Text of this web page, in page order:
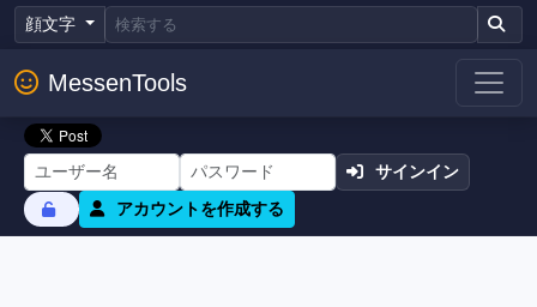
顔文字
MessenTools
サインイン
アカウントを作成する